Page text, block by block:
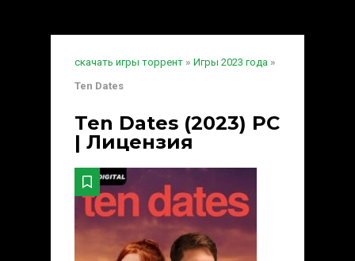
скачать игры торрент » Игры 2023 года »
Ten Dates
Ten Dates (2023) PC
| Лицензия